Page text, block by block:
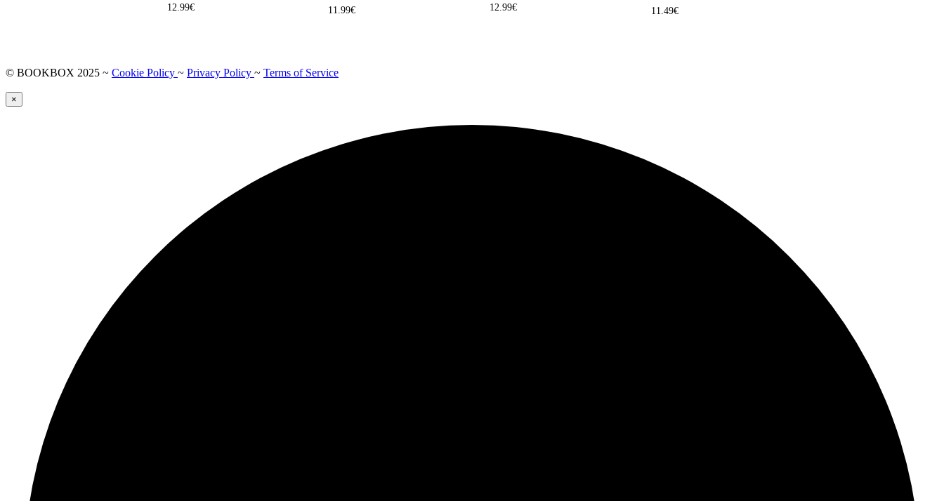
12.99€ 11.99€ 12.99€ 11.49€
© BOOKBOX 2025 ~ Cookie Policy ~ Privacy Policy ~ Terms of Service
×